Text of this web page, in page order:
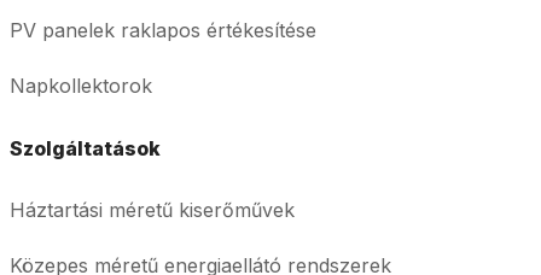
PV panelek raklapos értékesítése
Napkollektorok
Szolgáltatások
Háztartási méretű kiserőművek
Közepes méretű energiaellátó rendszerek